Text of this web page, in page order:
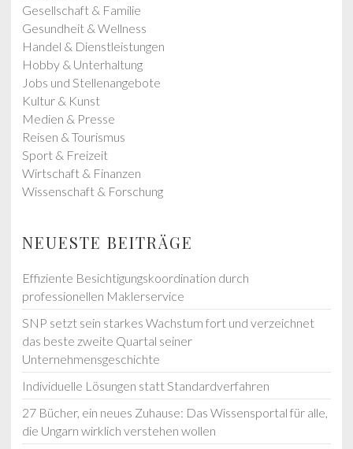
Gesellschaft & Familie
Gesundheit & Wellness
Handel & Dienstleistungen
Hobby & Unterhaltung
Jobs und Stellenangebote
Kultur & Kunst
Medien & Presse
Reisen & Tourismus
Sport & Freizeit
Wirtschaft & Finanzen
Wissenschaft & Forschung
NEUESTE BEITRÄGE
Effiziente Besichtigungskoordination durch
professionellen Maklerservice
SNP setzt sein starkes Wachstum fort und verzeichnet
das beste zweite Quartal seiner
Unternehmensgeschichte
Individuelle Lösungen statt Standardverfahren
27 Bücher, ein neues Zuhause: Das Wissensportal für alle,
die Ungarn wirklich verstehen wollen